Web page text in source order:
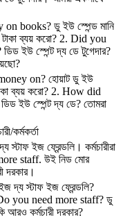
books? ডু ইউ স্পেন্ড মানি
ব্যয় করো? 2. Did you
ইউ স্পেন্ট দ্য ডে টুগেদার?
on? হোয়াট ডু ইউ
ব্যয় করো? 2. How did
ইউ স্পেন্ট দ্য ডে? তোমরা
কর্মকর্তা
ইজ ফ্রেন্ডলি। কর্মচারীরা
staff. উই নিড মোর
দরকার।
দ্য স্টাফ ইজ ফ্রেন্ডলি?
Do you need more staff? ডু
আরও কর্মচারী দরকার?